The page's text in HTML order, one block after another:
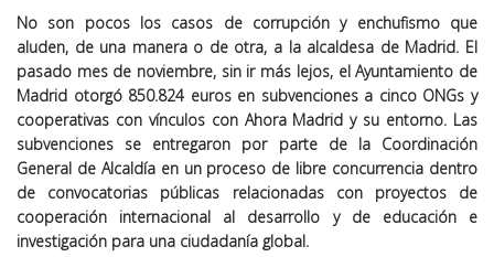
No son pocos los casos de corrupción y enchufismo que
aluden, de una manera o de otra, a la alcaldesa de Madrid. El
pasado mes de noviembre, sin ir más lejos, el Ayuntamiento de
Madrid otorgó 850.824 euros en subvenciones a cinco ONGs y
cooperativas con vínculos con Ahora Madrid y su entorno. Las
subvenciones se entregaron por parte de la Coordinación
General de Alcaldía en un proceso de libre concurrencia dentro
de convocatorias públicas relacionadas con proyectos de
cooperación internacional al desarrollo y de educación e
investigación para una ciudadanía global.